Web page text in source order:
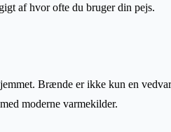
af hvor ofte du bruger din pejs.
Brænde er ikke kun en
moderne varmekilder.